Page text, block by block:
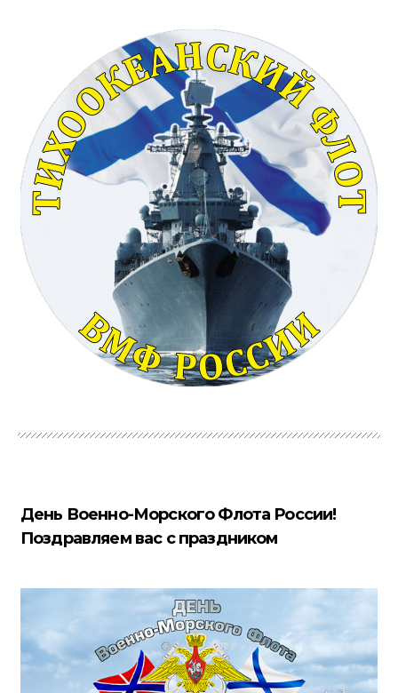
День Военно-Морского Флота России!
Поздравляем вас с праздником